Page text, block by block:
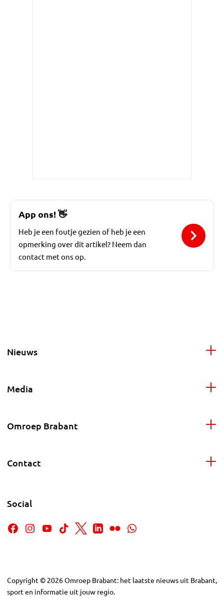
App ons!👋
Heb je een foutje gezien of heb je een
opmerking over dit artikel? Neem dan
contact met ons op.
Nieuws
Media
Omroep Brabant
Contact
Social
Copyright © 2026Omroep Brabant: het laatste nieuws uit Brabant,
sport en informatie uit jouw regio.